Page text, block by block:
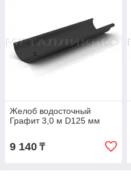
Желоб водосточный
Графит 3,0 м D125 мм
9 140 ₸